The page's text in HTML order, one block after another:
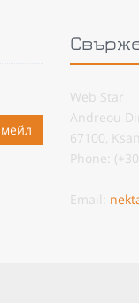
Web Star
Andreou
67100,
Phone:
Email: